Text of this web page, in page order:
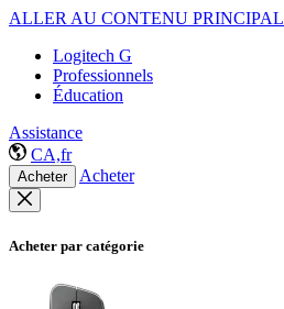
ALLER AU CONTENU PRINCIPAL
Logitech G
Professionnels
Éducation
Assistance
CA,fr
Acheter Acheter
Acheter par catégorie